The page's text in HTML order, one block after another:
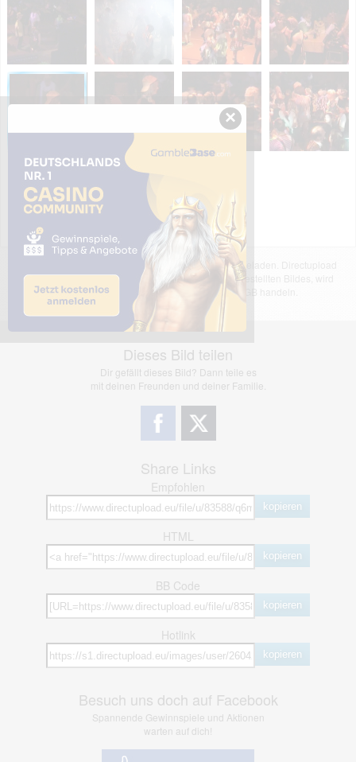
Das dargestellte Bild wurde von einem Nutzer hochgeladen. Directupload
übernimmt keinerlei Haftung für den Inhalt des dargestellten Bildes, wird
jedoch bei Verstößen nach §2(3) unserer AGB handeln.
Dieses Bild teilen
Dir gefällt dieses Bild? Dann teile es
mit deinen Freunden und deiner Familie.
Share Links
Empfohlen
kopieren
HTML
kopieren
BB Code
kopieren
Hotlink
kopieren
Besuch uns doch auf Facebook
Spannende Gewinnspiele und Aktionen
warten auf dich!
×